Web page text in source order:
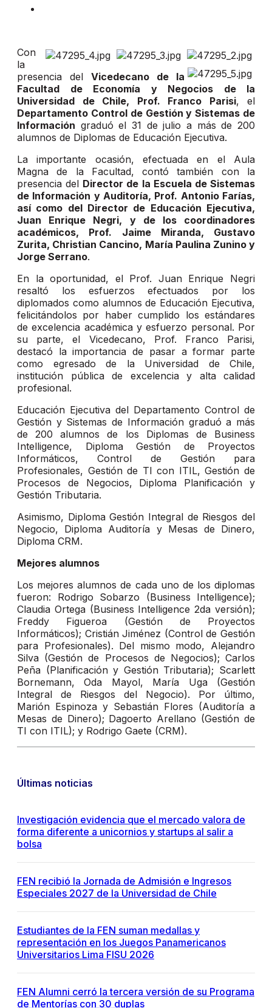
Con
la
presencia del Vicedecano de la
Facultad de Economía y Negocios de la
Universidad de Chile, Prof. Franco Parisi, el
Departamento Control de Gestión y Sistemas de
Información graduó el 31 de julio a más de 200
alumnos de Diplomas de Educación Ejecutiva.
La importante ocasión, efectuada en el Aula
Magna de la Facultad, contó también con la
presencia del Director de la Escuela de Sistemas
de Información y Auditoría, Prof. Antonio Farías,
así como del Director de Educación Ejecutiva,
Juan Enrique Negri, y de los coordinadores
académicos, Prof. Jaime Miranda, Gustavo
Zurita, Christian Cancino, María Paulina Zunino y
Jorge Serrano.
En la oportunidad, el Prof. Juan Enrique Negri
resaltó los esfuerzos efectuados por los
diplomados como alumnos de Educación Ejecutiva,
felicitándolos por haber cumplido los estándares
de excelencia académica y esfuerzo personal. Por
su parte, el Vicedecano, Prof. Franco Parisi,
destacó la importancia de pasar a formar parte
como egresado de la Universidad de Chile,
institución pública de excelencia y alta calidad
profesional.
Educación Ejecutiva del Departamento Control de
Gestión y Sistemas de Información graduó a más
de 200 alumnos de los Diplomas de Business
Intelligence, Diploma Gestión de Proyectos
Informáticos, Control de Gestión para
Profesionales, Gestión de TI con ITIL, Gestión de
Procesos de Negocios, Diploma Planificación y
Gestión Tributaria.
Asimismo, Diploma Gestión Integral de Riesgos del
Negocio, Diploma Auditoría y Mesas de Dinero,
Diploma CRM.
Mejores alumnos
Los mejores alumnos de cada uno de los diplomas
fueron: Rodrigo Sobarzo (Business Intelligence);
Claudia Ortega (Business Intelligence 2da versión);
Freddy Figueroa (Gestión de Proyectos
Informáticos); Cristián Jiménez (Control de Gestión
para Profesionales). Del mismo modo, Alejandro
Silva (Gestión de Procesos de Negocios); Carlos
Peña (Planificación y Gestión Tributaria); Scarlett
Bornemann, Oda Mayol, María Uga (Gestión
Integral de Riesgos del Negocio). Por último,
Marión Espinoza y Sebastián Flores (Auditoría a
Mesas de Dinero); Dagoerto Arellano (Gestión de
TI con ITIL); y Rodrigo Gaete (CRM).
Últimas noticias
Investigación evidencia que el mercado valora de
forma diferente a unicornios y startups al salir a
bolsa
FEN recibió la Jornada de Admisión e Ingresos
Especiales 2027 de la Universidad de Chile
Estudiantes de la FEN suman medallas y
representación en los Juegos Panamericanos
Universitarios Lima FISU 2026
FEN Alumni cerró la tercera versión de su Programa
de Mentorías con 30 duplas